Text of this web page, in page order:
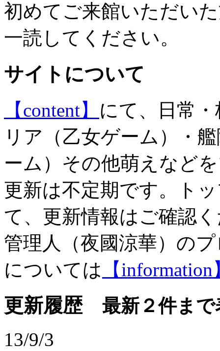
初めてご来館いただい
一読してください。
サイトについて
【content】 にて、日常
リア（乙女ゲーム）・
ーム）その他萌えなど
更新は不定期です。ト
て、更新情報はご確認
管理人（夜國涼華）の
については 【information
更新履歴 最新２件まで
13/9/3